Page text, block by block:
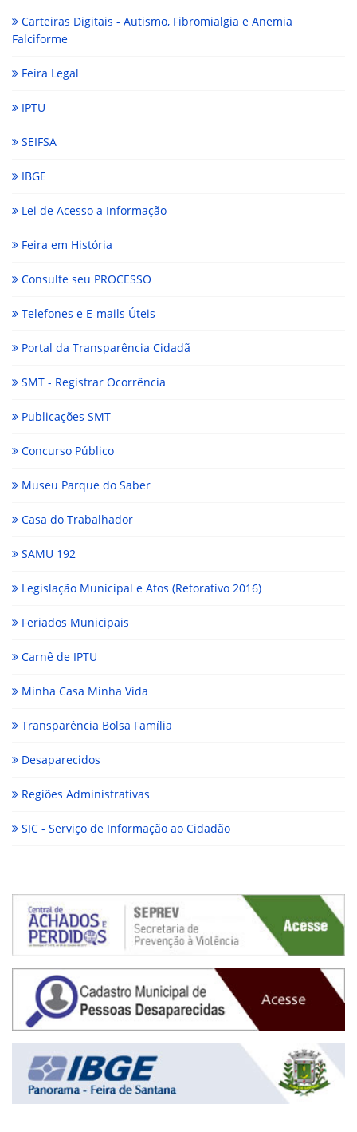
Carteiras Digitais - Autismo, Fibromialgia e Anemia
Falciforme
Feira Legal
IPTU
SEIFSA
IBGE
Lei de Acesso a Informação
Feira em História
Consulte seu PROCESSO
Telefones e E-mails Úteis
Portal da Transparência Cidadã
SMT - Registrar Ocorrência
Publicações SMT
Concurso Público
Museu Parque do Saber
Casa do Trabalhador
SAMU 192
Legislação Municipal e Atos (Retorativo 2016)
Feriados Municipais
Carnê de IPTU
Minha Casa Minha Vida
Transparência Bolsa Família
Desaparecidos
Regiões Administrativas
SIC - Serviço de Informação ao Cidadão